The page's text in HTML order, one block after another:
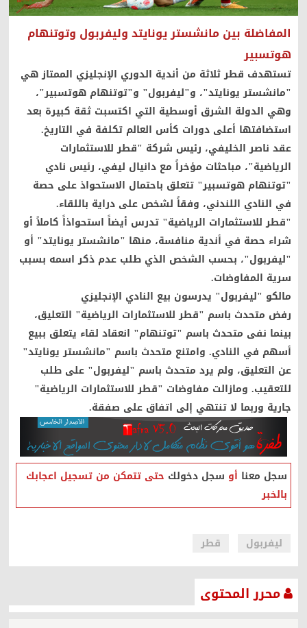
المفاضلة بين مانشستر يونايتد وليفربول وتوتنهام
هوتسبير
تستهدف قطر ثلاثة من أندية الدوري الإنجليزي الممتاز هي
"مانشستر يونايتد"، و"ليفربول" و"توتنهام هوتسبير"،
وهي الدولة الشرق أوسطية التي اكتسبت ثقة كبيرة بعد
استضافتها أعلى دورات كأس العالم تكلفة في التاريخ.
عقد ناصر الخليفي، رئيس شركة "قطر للاستثمارات
الرياضية"، مباحثات مؤخراً مع دانيال ليفي، رئيس نادي
"توتنهام هوتسبير" تتعلق باحتمال الاستحواذ على حصة
في النادي اللندني، وفقاً لشخص على دراية باللقاء.
"قطر للاستثمارات الرياضية" تدرس أيضاً استحواذاً كاملاً أو
شراء حصة في أندية منافسة، منها "مانشستر يونايتد" أو
"ليفربول"، بحسب الشخص الذي طلب عدم ذكر اسمه بسبب
سرية المفاوضات.
مالكو "ليفربول" يدرسون بيع النادي الإنجليزي
رفض متحدث باسم "قطر للاستثمارات الرياضية" التعليق،
بينما نفى متحدث باسم "توتنهام" انعقاد لقاء يتعلق ببيع
أسهم في النادي. وامتنع متحدث باسم "مانشستر يونايتد"
عن التعليق، ولم يرد متحدث باسم "ليفربول" على طلب
للتعقيب. ومازالت مفاوضات "قطر للاستثمارات الرياضية"
جارية وربما لا تنتهي إلى اتفاق على صفقة.
سجل معنا أو سجل دخولك حتى تتمكن من تسجيل اعجابك
بالخبر
ليفربول قطر
محرر المحتوى